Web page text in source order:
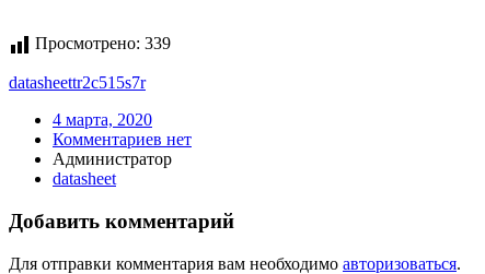
Просмотрено: 339
datasheettr2c515s7r
4 марта, 2020
Комментариев нет
Администратор
datasheet
Добавить комментарий
Для отправки комментария вам необходимо авторизоваться.